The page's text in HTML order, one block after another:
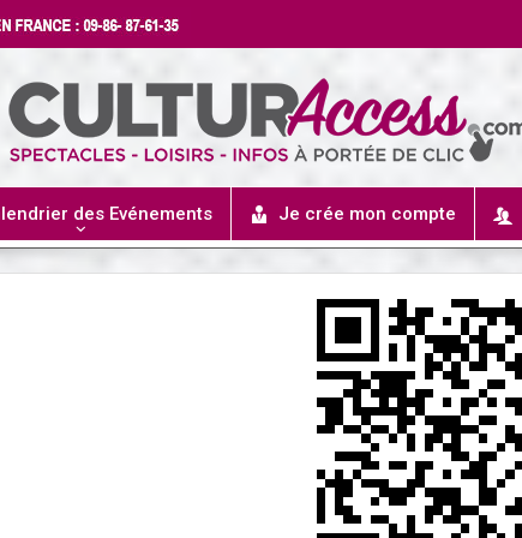
des Evénements Je crée mon compte